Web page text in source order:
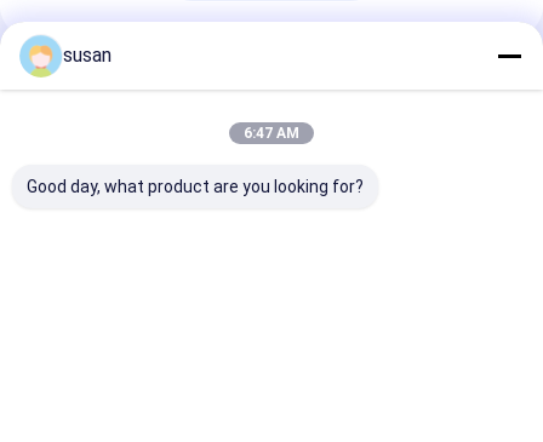
추천된 제품
susan
6:47 AM
Good day, what product are you looking for?